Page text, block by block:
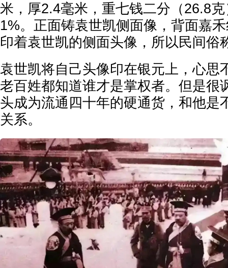
米，厚2.4毫米，重七钱二分（26.8
1%。正面铸袁世凯侧面像，背面嘉
印着袁世凯的侧面头像，所以民间俗
袁世凯将自己头像印在银元上，心思
老百姓都知道谁才是掌权者。但是很
头成为流通四十年的硬通货，和他是
关系。